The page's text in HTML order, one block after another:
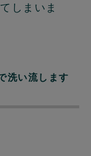
しまいま
洗い流します